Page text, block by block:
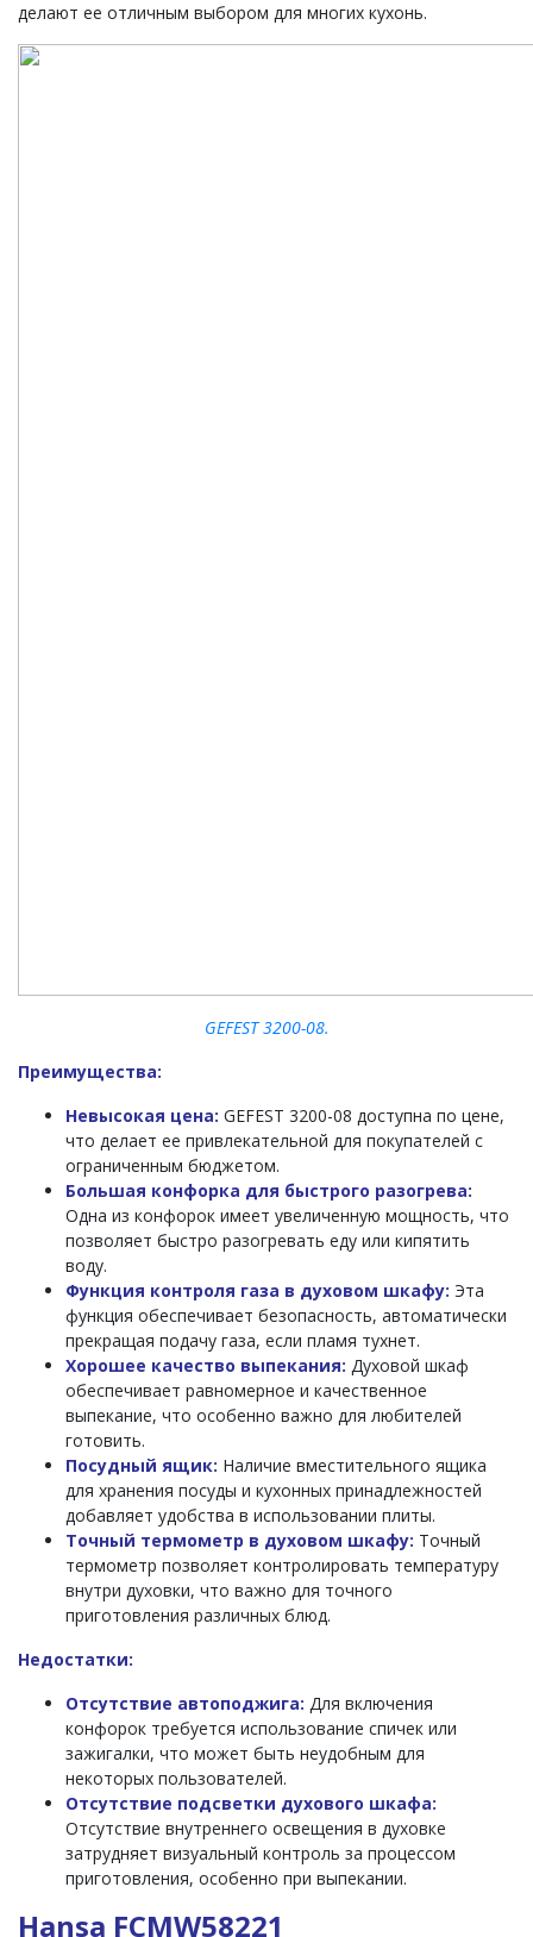
делают ее отличным выбором для многих кухонь.
GEFEST 3200-08.
Преимущества:
Невысокая цена: GEFEST 3200-08 доступна по цене,
что делает ее привлекательной для покупателей с
ограниченным бюджетом.
Большая конфорка для быстрого разогрева:
Одна из конфорок имеет увеличенную мощность, что
позволяет быстро разогревать еду или кипятить
воду.
Функция контроля газа в духовом шкафу: Эта
функция обеспечивает безопасность, автоматически
прекращая подачу газа, если пламя тухнет.
Хорошее качество выпекания: Духовой шкаф
обеспечивает равномерное и качественное
выпекание, что особенно важно для любителей
готовить.
Посудный ящик: Наличие вместительного ящика
для хранения посуды и кухонных принадлежностей
добавляет удобства в использовании плиты.
Точный термометр в духовом шкафу: Точный
термометр позволяет контролировать температуру
внутри духовки, что важно для точного
приготовления различных блюд.
Недостатки:
Отсутствие автоподжига: Для включения
конфорок требуется использование спичек или
зажигалки, что может быть неудобным для
некоторых пользователей.
Отсутствие подсветки духового шкафа:
Отсутствие внутреннего освещения в духовке
затрудняет визуальный контроль за процессом
приготовления, особенно при выпекании.
Hansa FCMW58221